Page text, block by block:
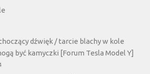
dźwięk / tarcie blachy w kole
być kamyczki [Forum Tesla Model Y]